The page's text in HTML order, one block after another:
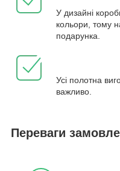
У дизайні
кольори, тому
подарунка.
Усі полотна
важливо.
Переваги